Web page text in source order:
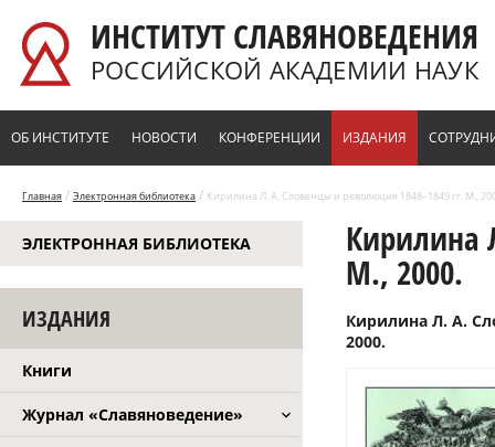
ИНСТИТУТ СЛАВЯНОВЕДЕНИЯ
РОССИЙСКОЙ АКАДЕМИИ НАУК
ОБ ИНСТИТУТЕ НОВОСТИ КОНФЕРЕНЦИИ ИЗДАНИЯ
Главная / Электронная библиотека / Кирилина Л. А. Словенцы и революция 1848–1849 гг. М.,
ЭЛЕКТРОННАЯ БИБЛИОТЕКА
ИЗДАНИЯ
Книги
Журнал «Славяноведение»
Кирилина
М., 2000.
Кирилина Л. А.
2000.